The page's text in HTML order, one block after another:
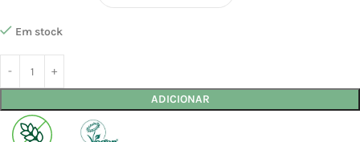
Em stock
ADICIONAR